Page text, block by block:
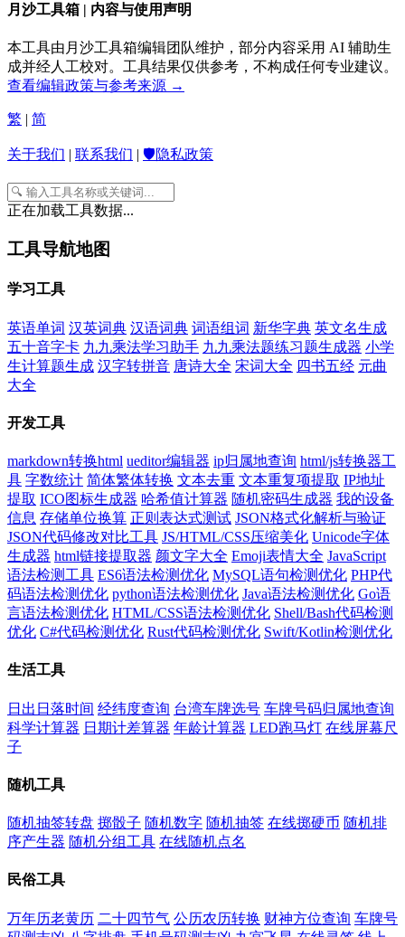
月沙工具箱 | 内容与使用声明
本工具由月沙工具箱编辑团队维护，部分内容采用 AI 辅助生
成并经人工校对。工具结果仅供参考，不构成任何专业建议。
查看编辑政策与参考来源 →
繁 | 简
关于我们 | 联系我们 | 🛡️隐私政策
正在加载工具数据...
工具导航地图
学习工具
英语单词 汉英词典 汉语词典 词语组词 新华字典 英文名生成
五十音字卡 九九乘法学习助手 九九乘法题练习题生成器 小学
生计算题生成 汉字转拼音 唐诗大全 宋词大全 四书五经 元曲
大全
开发工具
markdown转换html ueditor编辑器 ip归属地查询 html/js转换器工
具 字数统计 简体繁体转换 文本去重 文本重复项提取 IP地址
提取 ICO图标生成器 哈希值计算器 随机密码生成器 我的设备
信息 存储单位换算 正则表达式测试 JSON格式化解析与验证
JSON代码修改对比工具 JS/HTML/CSS压缩美化 Unicode字体
生成器 html链接提取器 颜文字大全 Emoji表情大全 JavaScript
语法检测工具 ES6语法检测优化 MySQL语句检测优化 PHP代
码语法检测优化 python语法检测优化 Java语法检测优化 Go语
言语法检测优化 HTML/CSS语法检测优化 Shell/Bash代码检测
优化 C#代码检测优化 Rust代码检测优化 Swift/Kotlin检测优化
生活工具
日出日落时间 经纬度查询 台湾车牌选号 车牌号码归属地查询
科学计算器 日期计差算器 年龄计算器 LED跑马灯 在线屏幕尺
子
随机工具
随机抽签转盘 掷骰子 随机数字 随机抽签 在线掷硬币 随机排
序产生器 随机分组工具 在线随机点名
民俗工具
万年历老黄历 二十四节气 公历农历转换 财神方位查询 车牌号